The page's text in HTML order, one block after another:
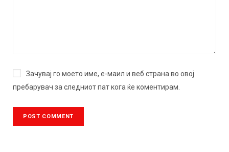
Зачувај го моето име, е-маил и веб страна во овој
пребарувач за следниот пат кога ќе коментирам.